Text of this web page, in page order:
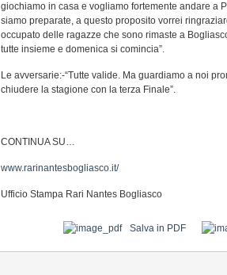
giochiamo in casa e vogliamo fortemente andare a
siamo preparate, a questo proposito vorrei
occupato delle ragazze che sono rimaste a
tutte insieme e domenica si comincia”.
Le avversarie:-“Tutte valide. Ma guardiamo a noi
chiudere la stagione con la terza Finale”.
CONTINUA SU…
www.rarinantesbogliasco.it/
Ufficio Stampa Rari Nantes Bogliasco
Salva in PDF